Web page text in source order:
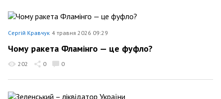
Сергій Кравчук 4 травня 2026 09:29
Чому ракета Фламінго — це фуфло?
202 0 0